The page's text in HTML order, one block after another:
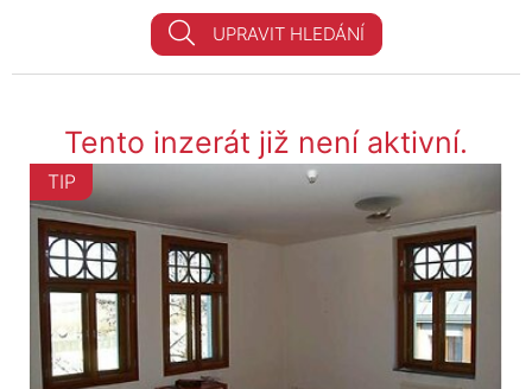
UPRAVIT HLEDÁNÍ
Tento inzerát již není aktivní.
TIP